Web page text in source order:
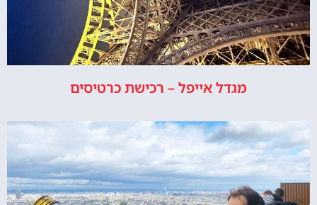
מגדל אייפל – רכישת כרטיסים